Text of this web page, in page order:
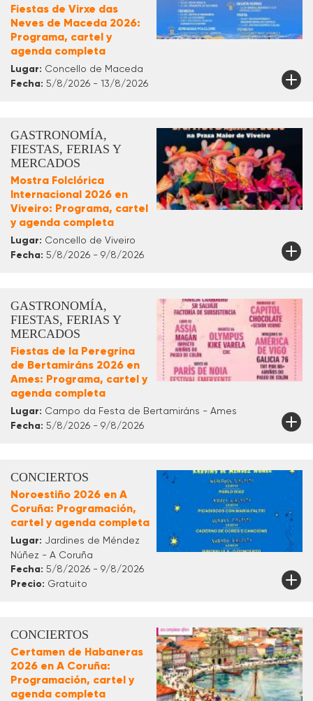
Fiestas de Virxe das
Neves de Maceda 2026:
Programa, cartel y
agenda completa
Lugar: Concello de Maceda
Fecha: 5/8/2026 - 13/8/2026
GASTRONOMÍA,
FIESTAS, FERIAS Y
MERCADOS
Mostra Folclórica
Internacional 2026 en
Viveiro: Programa, cartel
y agenda completa
Lugar: Concello de Viveiro
Fecha: 5/8/2026 - 9/8/2026
GASTRONOMÍA,
FIESTAS, FERIAS Y
MERCADOS
Fiestas de la Peregrina
de Bertamiráns 2026 en
Ames: Programa, cartel y
agenda completa
Lugar: Campo da Festa de Bertamiráns - Ames
Fecha: 5/8/2026 - 9/8/2026
CONCIERTOS
Noroestiño 2026 en A
Coruña: Programación,
cartel y agenda completa
Lugar: Jardines de Méndez
Núñez - A Coruña
Fecha: 5/8/2026 - 9/8/2026
Precio: Gratuito
CONCIERTOS
Certamen de Habaneras
2026 en A Coruña:
Programación, cartel y
agenda completa